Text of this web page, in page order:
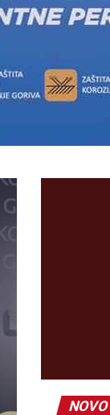
NOVO